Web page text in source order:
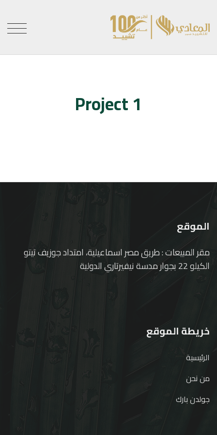
Project 1
الموقع
مقر المبيعات : طريق مصر اسماعيلية، امتداد جوزيف تيتو
الكيلو 22 بجوار مدسة نيفيرتاري الدولية
خريطة الموقع
الرئيسية
من نحن
جولدن بارك